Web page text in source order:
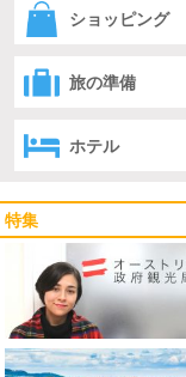
ショッピング
旅の準備
ホテル
特集